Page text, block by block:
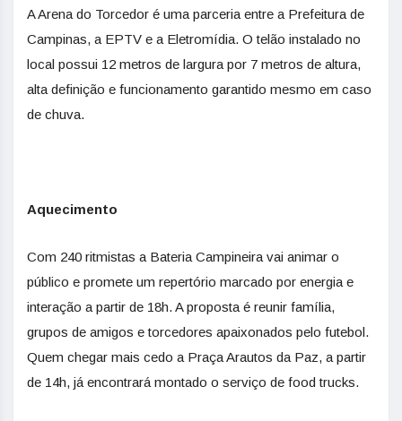
A Arena do Torcedor é uma parceria entre a Prefeitura de
Campinas, a EPTV e a Eletromídia. O telão instalado no
local possui 12 metros de largura por 7 metros de altura,
alta definição e funcionamento garantido mesmo em caso
de chuva.
Aquecimento
Com 240 ritmistas a Bateria Campineira vai animar o
público e promete um repertório marcado por energia e
interação a partir de 18h. A proposta é reunir família,
grupos de amigos e torcedores apaixonados pelo futebol.
Quem chegar mais cedo a Praça Arautos da Paz, a partir
de 14h, já encontrará montado o serviço de food trucks.